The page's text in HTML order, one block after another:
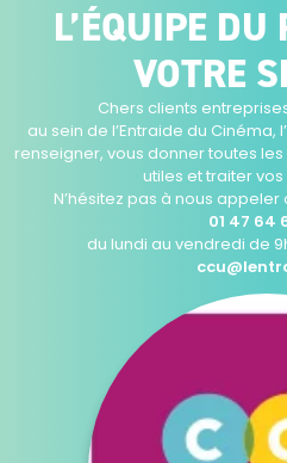
L’ÉQUIPE
VOTRE
Chers clients
au sein de l’Entraide du Cinéma,
renseigner, vous donner toutes
utiles et traiter
N’hésitez pas à nous
01 47 64
du lundi au vendredi de